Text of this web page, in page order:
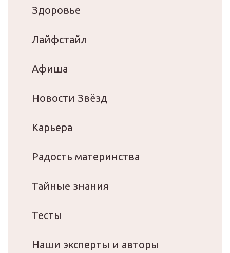
Здоровье
Лайфстайл
Афиша
Новости Звёзд
Карьера
Радость материнства
Тайные знания
Тесты
Наши эксперты и авторы